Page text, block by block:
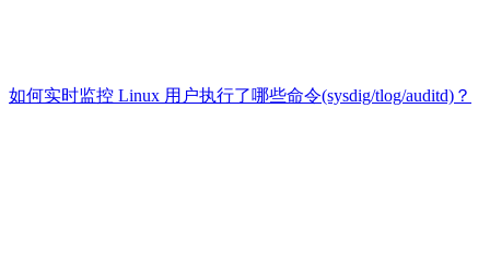
如何实时监控 Linux 用户执行了哪些命令(sysdig/tlog/auditd)？